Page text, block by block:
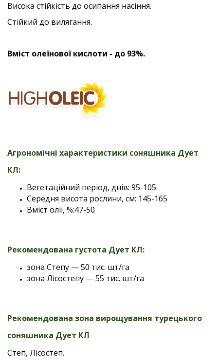
Висока стійкість до осипання насіння.
Стійкий до вилягання.
Вміст олеїнової кислоти - до 93%.
Агрономічні характеристики соняшника Дует
КЛ:
Вегетаційний період, днів: 95-105
Середня висота рослини, см: 145-165
Вміст олії, %:47-50
Рекомендована густота Дует КЛ:
зона Степу — 50 тис. шт/га
зона Лісостепу — 55 тис. шт/га
Рекомендована зона вирощування турецького
соняшника Дует КЛ
Степ, Лісостеп.